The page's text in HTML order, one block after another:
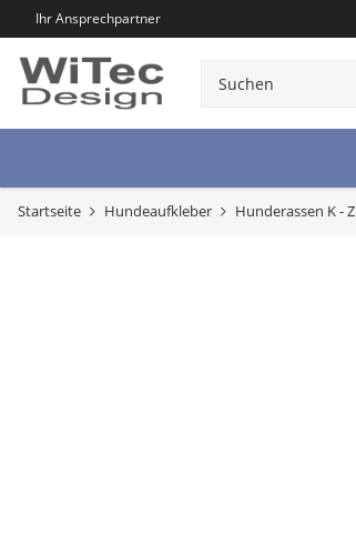
Ihr Ansprechpartner
Startseite Hundeaufkleber Hunderassen K - Z